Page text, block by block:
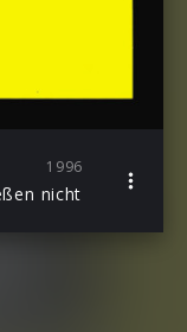
1996
nicht